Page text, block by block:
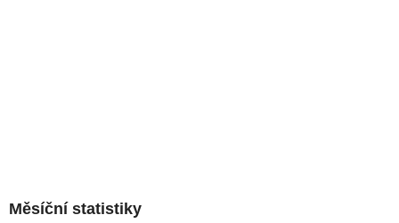
Měsíční statistiky